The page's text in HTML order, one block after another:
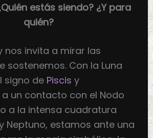
estás siendo? ¿Y para
quién?
nos invita a mirar las
sostenemos. Con la Luna
signo de Piscis y
un contacto con el Nodo
a la intensa cuadratura
Neptuno, estamos ante una